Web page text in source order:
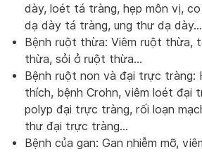
dày, loét tá tràng, hẹp môn vị,
dạ dày tá tràng, ung thư dạ dày…
Bệnh ruột thừa: Viêm ruột thừa,
thừa, sỏi ở ruột thừa…
Bệnh ruột non và đại trực tràng:
thích, bệnh Crohn, viêm loét đại
polyp đại trực tràng, rối loạn
thư đại trực tràng…
Bệnh của gan: Gan nhiễm mỡ,